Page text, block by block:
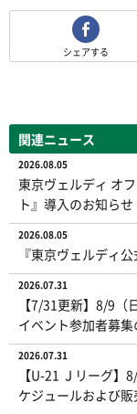
シェアする
関連ニュース
2026.08.05
東京ヴェルディ オ
ト』導入のお知らせ
2026.08.05
『東京ヴェルディ
2026.07.31
【7/31更新】8/9
イベント参加者募
2026.07.31
【U-21 Ｊリーグ
ケジュールおよび